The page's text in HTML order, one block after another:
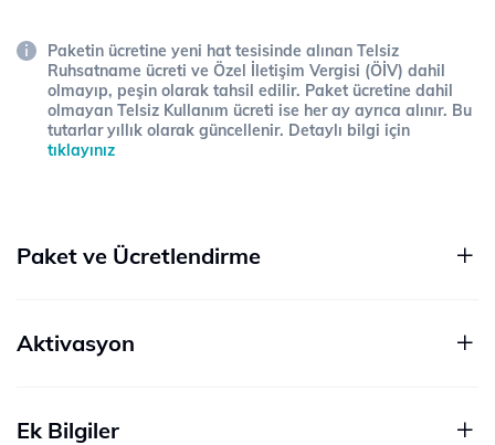
Paketin ücretine yeni hat tesisinde alınan Telsiz
Ruhsatname ücreti ve Özel İletişim Vergisi (ÖİV) dahil
olmayıp, peşin olarak tahsil edilir. Paket ücretine dahil
olmayan Telsiz Kullanım ücreti ise her ay ayrıca alınır. Bu
tutarlar yıllık olarak güncellenir. Detaylı bilgi için
tıklayınız
Paket ve Ücretlendirme
Aktivasyon
Ek Bilgiler